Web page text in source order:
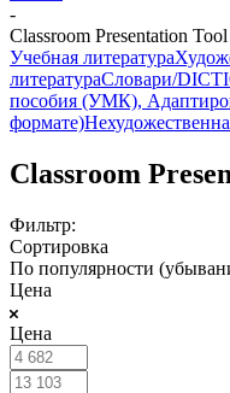
-
Classroom Presentation
Учебная литература
литератураСловари/
пособия (УМК),
формате)
Classroom
Фильтр:
Сортировка
По популярности
Цена
Цена